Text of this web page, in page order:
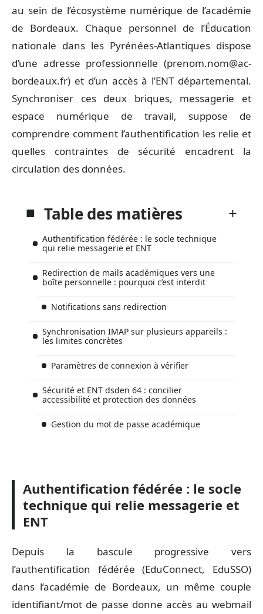
au sein de l’écosystème numérique de l’académie
de Bordeaux. Chaque personnel de l’Éducation
nationale dans les Pyrénées-Atlantiques dispose
d’une adresse professionnelle (prenom.nom@ac-
bordeaux.fr) et d’un accès à l’ENT départemental.
Synchroniser ces deux briques, messagerie et
espace numérique de travail, suppose de
comprendre comment l’authentification les relie et
quelles contraintes de sécurité encadrent la
circulation des données.
Table des matières
Authentification fédérée : le socle technique
qui relie messagerie et ENT
Redirection de mails académiques vers une
boîte personnelle : pourquoi c’est interdit
Notifications sans redirection
Synchronisation IMAP sur plusieurs appareils :
les limites concrètes
Paramètres de connexion à vérifier
Sécurité et ENT dsden 64 : concilier
accessibilité et protection des données
Gestion du mot de passe académique
Authentification fédérée : le socle
technique qui relie messagerie et
ENT
Depuis la bascule progressive vers
l’authentification fédérée (EduConnect, EduSSO)
dans l’académie de Bordeaux, un même couple
identifiant/mot de passe donne accès au webmail